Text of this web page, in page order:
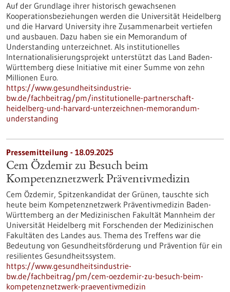
Auf der Grundlage ihrer historisch gewachsenen
Kooperationsbeziehungen werden die Universität Heidelberg
und die Harvard University ihre Zusammenarbeit vertiefen
und ausbauen. Dazu haben sie ein Memorandum of
Understanding unterzeichnet. Als institutionelles
Internationalisierungsprojekt unterstützt das Land Baden-
Württemberg diese Initiative mit einer Summe von zehn
Millionen Euro.
https://www.gesundheitsindustrie-
bw.de/fachbeitrag/pm/institutionelle-partnerschaft-
heidelberg-und-harvard-unterzeichnen-memorandum-
understanding
Pressemitteilung - 18.09.2025
Cem Özdemir zu Besuch beim
Kompetenznetzwerk Präventivmedizin
Cem Özdemir, Spitzenkandidat der Grünen, tauschte sich
heute beim Kompetenznetzwerk Präventivmedizin Baden-
Württemberg an der Medizinischen Fakultät Mannheim der
Universität Heidelberg mit Forschenden der Medizinischen
Fakultäten des Landes aus. Thema des Treffens war die
Bedeutung von Gesundheitsförderung und Prävention für ein
resilientes Gesundheitssystem.
https://www.gesundheitsindustrie-
bw.de/fachbeitrag/pm/cem-oezdemir-zu-besuch-beim-
kompetenznetzwerk-praeventivmedizin